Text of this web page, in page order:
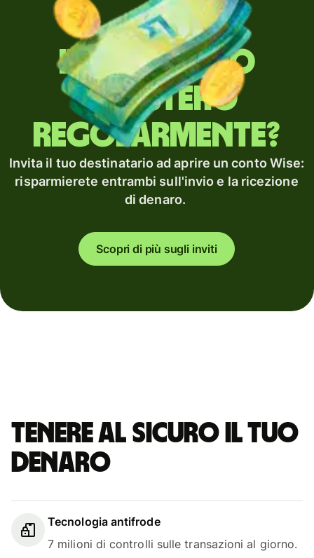
Invii denaro
all'estero
regolarmente?
Invita il tuo destinatario ad aprire un conto Wise:
risparmierete entrambi sull'invio e la ricezione
di denaro.
Scopri di più sugli inviti
Tenere al sicuro il tuo
denaro
Tecnologia antifrode
7 milioni di controlli sulle transazioni al giorno.